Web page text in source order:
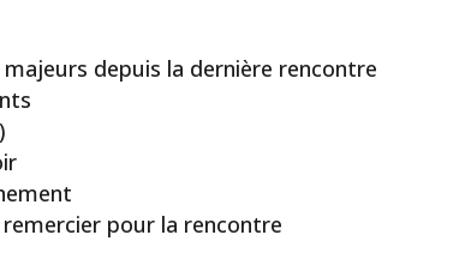
depuis la dernière rencontre
remercier pour la rencontre